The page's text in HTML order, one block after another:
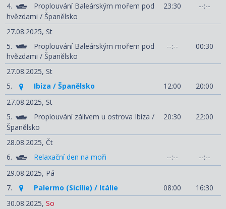
4.
Proplouvání Baleárským mořem pod
hvězdami / Španělsko
23:30 --:--
27.08.2025, St
5.
Proplouvání Baleárským mořem pod
hvězdami / Španělsko
--:-- 00:30
27.08.2025, St
5.
Ibiza / Španělsko 12:00
20:00
27.08.2025, St
5.
Proplouvání zálivem u ostrova Ibiza /
Španělsko
20:30 22:00
28.08.2025, Čt
6.
Relaxační den na moři --:--
--:--
29.08.2025, Pá
7.
Palermo (Sicílie) / Itálie 08:00
16:30
30.08.2025, So